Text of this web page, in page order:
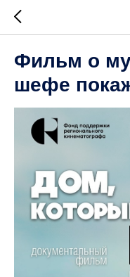
Фильм о
шефе